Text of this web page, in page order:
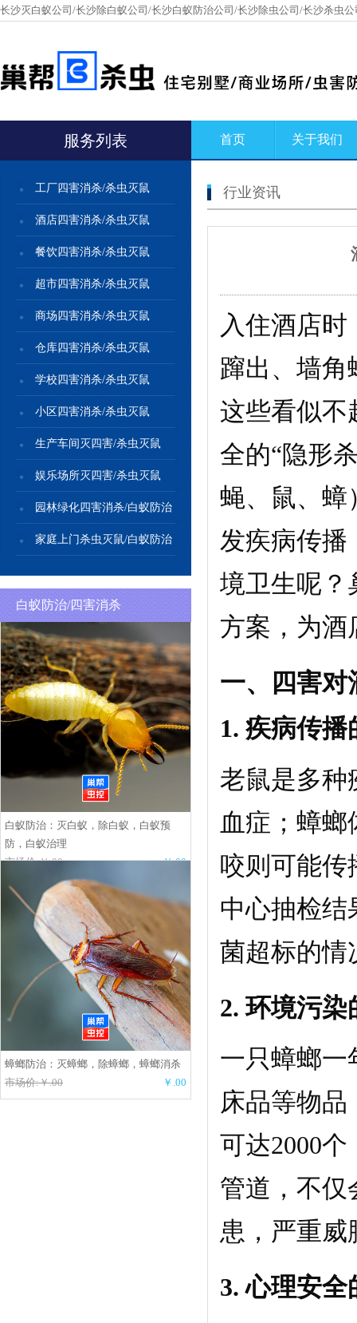
长沙灭白蚁公司/长沙除白蚁公司/长沙白蚁防治公司/长沙除虫公司/长沙杀虫
服务列表 首页 关于我们
工厂四害消杀/杀虫灭鼠
酒店四害消杀/杀虫灭鼠
餐饮四害消杀/杀虫灭鼠
超市四害消杀/杀虫灭鼠
商场四害消杀/杀虫灭鼠
仓库四害消杀/杀虫灭鼠
学校四害消杀/杀虫灭鼠
小区四害消杀/杀虫灭鼠
生产车间灭四害/杀虫灭鼠
娱乐场所灭四害/杀虫灭鼠
园林绿化四害消杀/白蚁防治
家庭上门杀虫灭鼠/白蚁防治
白蚁防治/四害消杀
白蚁防治：灭白蚁，除白蚁，白蚁预
防，白蚁治理
市场价:￥.00
￥.00
蟑螂防治：灭蟑螂，除蟑螂，蟑螂消杀
市场价:￥.00
￥.00
行业资讯
入住酒店
蹿出、墙角
这些看似不
全的“隐形
蝇、鼠、蟑
发疾病传播
境卫生呢？
方案，为酒
一、四害对
1. 疾病传播
老鼠是多种
血症；蟑
咬则可能传
中心抽检结
菌超标的情
2. 环境污染
一只蟑螂一
床品等物
可达2000
管道，不仅
患，严重威
3. 心理安全